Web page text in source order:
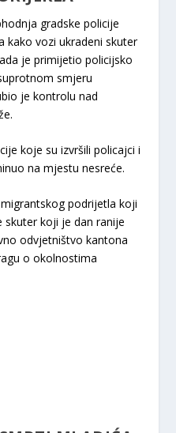
gradske policije
kako vozi ukradeni skuter
je primijetio policijsko
smjeru
je kontrolu nad
koje su izvršili policajci i
na mjestu nesreće.
podrijetla koji
skuter koji je dan ranije
odvjetništvo kantona
o okolnostima